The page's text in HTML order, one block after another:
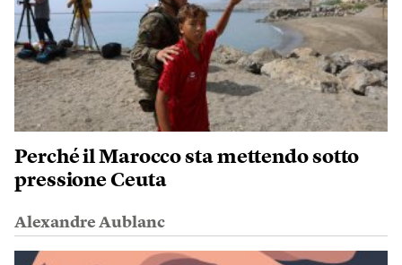
Perché il Marocco sta mettendo sotto
pressione Ceuta
Alexandre Aublanc